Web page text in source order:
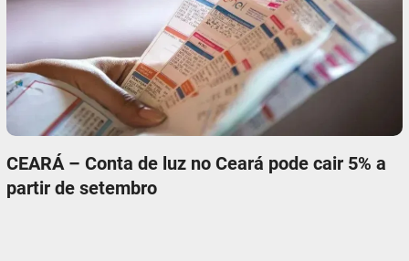
CEARÁ – Conta de luz no Ceará pode cair 5% a
partir de setembro